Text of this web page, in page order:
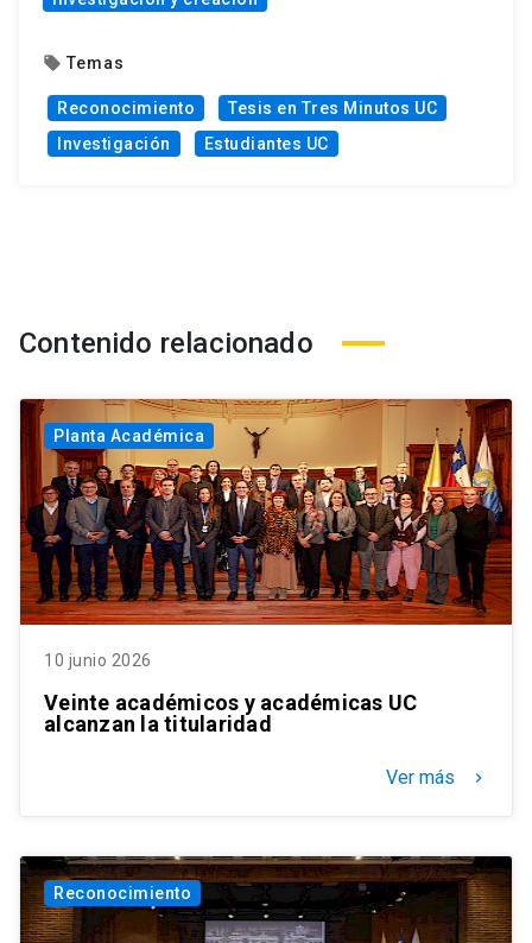
local_offer Temas
Reconocimiento
Tesis en Tres Minutos UC
Investigación
Estudiantes UC
Contenido relacionado
Planta Académica
10 junio 2026
Veinte académicos y académicas UC
alcanzan la titularidad
Ver más keyboard_arrow_right
Reconocimiento